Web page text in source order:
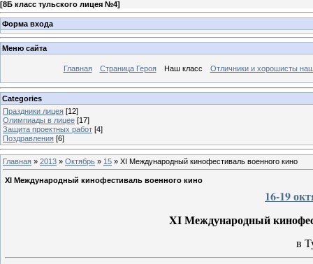
[8Б класс тульского лицея №4]
Форма входа
Меню сайта
Главная Страница Героя Наш класс Отличники и хорошисты
Categories
Праздники лицея [12]
Олимпиады в лицее [17]
Защита проектных работ [4]
Поздравления [6]
Главная » 2013 » Октябрь » 15 » XI Международный кинофестиваль военного кино
XI Международный кинофестиваль военного кино
16-19
XI Международный
в